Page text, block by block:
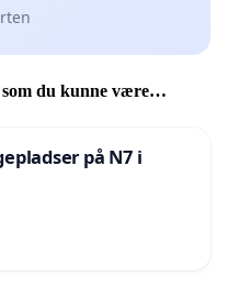
du kunne være
på N7 i